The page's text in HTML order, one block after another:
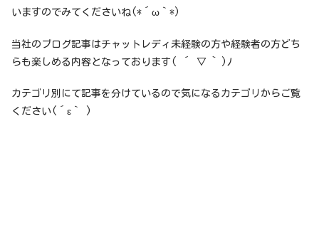
いますのでみてくださいね(*´ω｀*)
当社のブログ記事はチャットレディ未経験の方や経験者の方どち
らも楽しめる内容となっております( ´ ▽ ` )ﾉ
カテゴリ別にて記事を分けているので気になるカテゴリからご覧
ください(´ε｀ )